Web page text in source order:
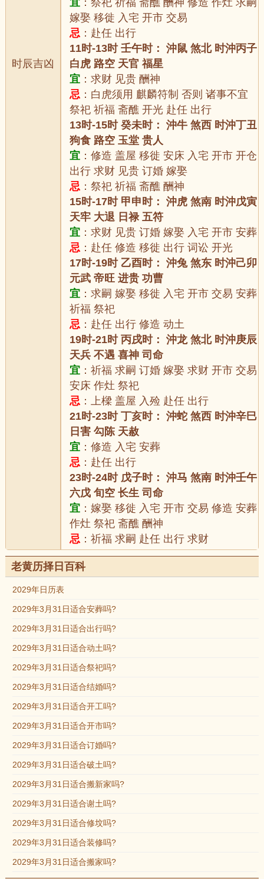
时辰吉凶
宜 ：祭祀 祈福 斋醮 酬神 修造 作灶 求嗣
嫁娶 移徙 入宅 开市 交易
忌 ：赴任 出行
11时-13时 壬午时： 沖鼠 煞北 时沖丙子
白虎 路空 天官 福星
宜 ：求财 见贵 酬神
忌 ：白虎须用 麒麟符制 否则 诸事不宜
祭祀 祈福 斋醮 开光 赴任 出行
13时-15时 癸未时： 沖牛 煞西 时沖丁丑
狗食 路空 玉堂 贵人
宜 ：修造 盖屋 移徙 安床 入宅 开市 开仓
出行 求财 见贵 订婚 嫁娶
忌 ：祭祀 祈福 斋醮 酬神
15时-17时 甲申时： 沖虎 煞南 时沖戊寅
天牢 大退 日禄 五符
宜 ：求财 见贵 订婚 嫁娶 入宅 开市 安葬
忌 ：赴任 修造 移徙 出行 词讼 开光
17时-19时 乙酉时： 沖兔 煞东 时沖己卯
元武 帝旺 进贵 功曹
宜 ：求嗣 嫁娶 移徙 入宅 开市 交易 安葬
祈福 祭祀
忌 ：赴任 出行 修造 动土
19时-21时 丙戌时： 沖龙 煞北 时沖庚辰
天兵 不遇 喜神 司命
宜 ：祈福 求嗣 订婚 嫁娶 求财 开市 交易
安床 作灶 祭祀
忌 ：上樑 盖屋 入殓 赴任 出行
21时-23时 丁亥时： 沖蛇 煞西 时沖辛巳
日害 勾陈 天赦
宜 ：修造 入宅 安葬
忌 ：赴任 出行
23时-24时 戊子时： 沖马 煞南 时沖壬午
六戊 旬空 长生 司命
宜 ：嫁娶 移徙 入宅 开市 交易 修造 安葬
作灶 祭祀 斋醮 酬神
忌 ：祈福 求嗣 赴任 出行 求财
老黄历择日百科
2029年日历表
2029年3月31日适合安葬吗?
2029年3月31日适合出行吗?
2029年3月31日适合动土吗?
2029年3月31日适合祭祀吗?
2029年3月31日适合结婚吗?
2029年3月31日适合开工吗?
2029年3月31日适合开市吗?
2029年3月31日适合订婚吗?
2029年3月31日适合破土吗?
2029年3月31日适合搬新家吗?
2029年3月31日适合谢土吗?
2029年3月31日适合修坟吗?
2029年3月31日适合装修吗?
2029年3月31日适合搬家吗?